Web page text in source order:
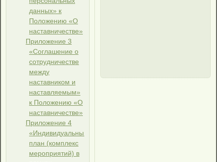
данных» к
Положению «О
наставничестве»
Приложение 3
«Соглашение о
сотрудничестве
между
наставником и
наставляемым»
к Положению «О
наставничестве»
Приложение 4
«Индивидуальный
план (комплекс
мероприятий) в